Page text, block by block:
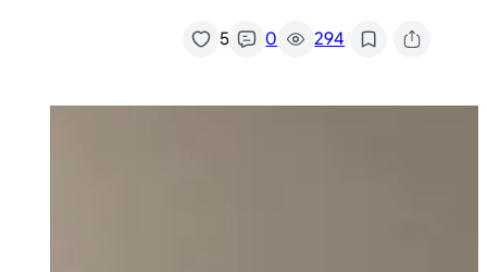
5 0 294/